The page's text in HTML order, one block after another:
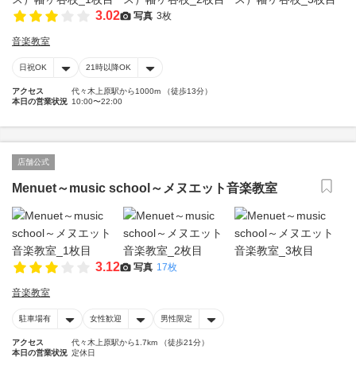
3.02 写真 3枚
音楽教室
日祝OK 21時以降OK
アクセス
代々木上原駅から1000m （徒歩13分）
本日の営業状況 10:00〜22:00
店舗公式
Menuet～music school～メヌエット音楽教室
3.12 写真 17枚
音楽教室
駐車場有 女性歓迎 男性限定
アクセス
代々木上原駅から1.7km （徒歩21分）
本日の営業状況 定休日